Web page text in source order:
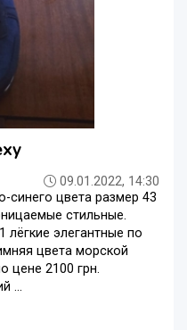
09.01.2022, 14:30
синего цвета размер 43
стильные.
лёгкие элегантные по
цвета морской
цене 2100 грн.
...